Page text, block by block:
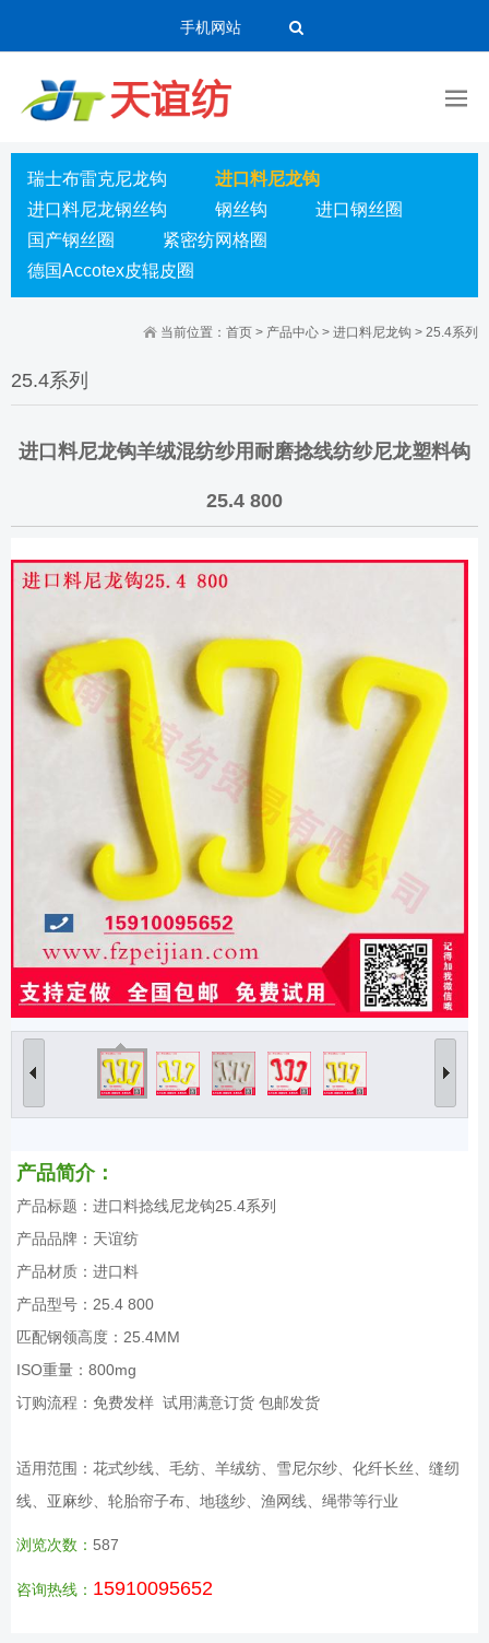
手机网站
瑞士布雷克尼龙钩
进口料尼龙钩
进口料尼龙钢丝钩
钢丝钩
进口钢丝圈
国产钢丝圈
紧密纺网格圈
德国Accotex皮辊皮圈
当前位置： 首页 > 产品中心 > 进口料尼龙钩 > 25.4系列
25.4系列
进口料尼龙钩羊绒混纺纱用耐磨捻线纺纱尼龙塑料钩
25.4 800
产品简介：
产品标题：进口料捻线尼龙钩25.4系列
产品品牌：天谊纺
产品材质：进口料
产品型号：25.4 800
匹配钢领高度：25.4MM
ISO重量：800mg
订购流程：免费发样 试用满意订货 包邮发货
适用范围：花式纱线、毛纺、羊绒纺、雪尼尔纱、化纤长丝、缝纫
线、亚麻纱、轮胎帘子布、地毯纱、渔网线、绳带等行业
浏览次数： 587
咨询热线： 15910095652